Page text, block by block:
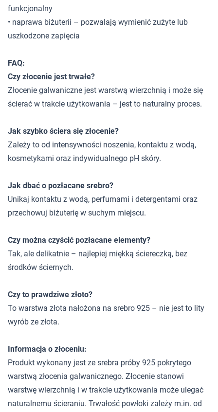
funkcjonalny
• naprawa biżuterii – pozwalają wymienić zużyte lub
uszkodzone zapięcia
FAQ:
Czy złocenie jest trwałe?
Złocenie galwaniczne jest warstwą wierzchnią i może się
ścierać w trakcie użytkowania – jest to naturalny proces.
Jak szybko ściera się złocenie?
Zależy to od intensywności noszenia, kontaktu z wodą,
kosmetykami oraz indywidualnego pH skóry.
Jak dbać o pozłacane srebro?
Unikaj kontaktu z wodą, perfumami i detergentami oraz
przechowuj biżuterię w suchym miejscu.
Czy można czyścić pozłacane elementy?
Tak, ale delikatnie – najlepiej miękką ściereczką, bez
środków ściernych.
Czy to prawdziwe złoto?
To warstwa złota nałożona na srebro 925 – nie jest to lity
wyrób ze złota.
Informacja o złoceniu:
Produkt wykonany jest ze srebra próby 925 pokrytego
warstwą złocenia galwanicznego. Złocenie stanowi
warstwę wierzchnią i w trakcie użytkowania może ulegać
naturalnemu ścieraniu. Trwałość powłoki zależy m.in. od